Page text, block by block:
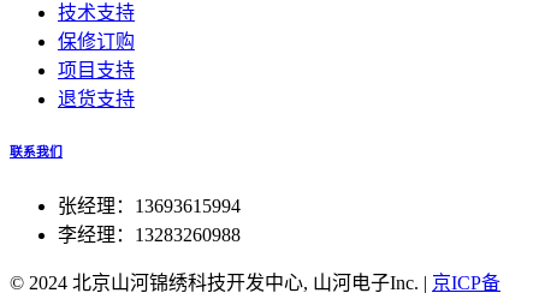
技术支持
保修订购
项目支持
退货支持
联系我们
张经理：13693615994
李经理：13283260988
© 2024 北京山河锦绣科技开发中心, 山河电子Inc. | 京ICP备